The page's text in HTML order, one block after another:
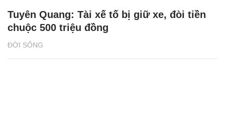
ĐỜI SỐNG
Tuyên Quang: Tài xế tố bị giữ xe, đòi tiền
chuộc 500 triệu đồng